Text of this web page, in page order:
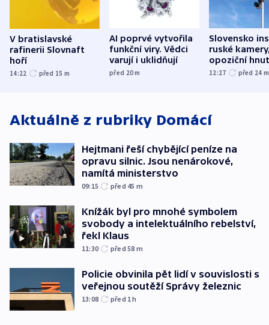
V bratislavské
rafinerii Slovnaft
hoří
14:22 před 15 m
AI poprvé vytvořila
funkční viry. Vědci
varují i uklidňují
před 20m
Slovensko
ruské
opoziční
12:27 před 24 m
Aktuálně z rubriky Domácí
Hejtmani řeší chybějící peníze na
opravu silnic. Jsou nenárokové,
namítá ministerstvo
09:15 před 45 m
Knížák byl pro mnohé symbolem
svobody a intelektuálního rebelství,
řekl Klaus
11:30 před 58 m
Policie obvinila pět lidí v souvislosti s
veřejnou soutěží Správy železnic
13:08 před 1h